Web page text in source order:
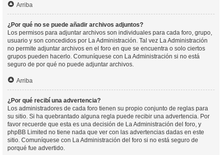
Arriba
¿Por qué no se puede añadir archivos adjuntos?
Los permisos para adjuntar archivos son individuales para cada foro, grupo,
usuario y son concedidos por La Administración. Tal vez La Administración
no permite adjuntar archivos en el foro en que se encuentra o solo ciertos
grupos pueden hacerlo. Comuníquese con La Administración si no está
seguro de por qué no puede adjuntar archivos.
Arriba
¿Por qué recibí una advertencia?
Los administradores de cada foro tienen su propio conjunto de reglas para
su sitio. Si ha quebrantado alguna regla puede recibir una advertencia. Por
favor recuerde que esta es una decisión de La Administración del foro, y
phpBB Limited no tiene nada que ver con las advertencias dadas en este
sitio. Comuníquese con La Administración del foro si no está seguro de
porqué fue advertido.